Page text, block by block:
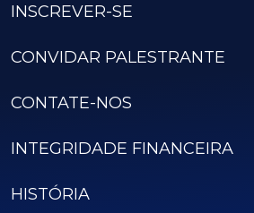
INSCREVER-SE
CONVIDAR PALESTRANTE
CONTATE-NOS
INTEGRIDADE FINANCEIRA
HISTÓRIA